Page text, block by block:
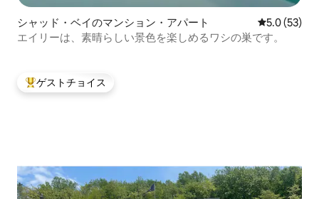
シャッド・ベイのマンション・アパート レビュー53
5.0 (53)
エイリーは、素晴らしい景色を楽しめるワシの巣です。
大好評のゲストチョイスです。
ゲストチョイス